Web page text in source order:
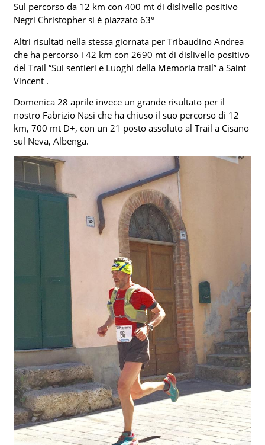
Sul percorso da 12 km con 400 mt di dislivello positivo
Negri Christopher si è piazzato 63°
Altri risultati nella stessa giornata per Tribaudino Andrea
che ha percorso i 42 km con 2690 mt di dislivello positivo
del Trail “Sui sentieri e Luoghi della Memoria trail” a Saint
Vincent .
Domenica 28 aprile invece un grande risultato per il
nostro Fabrizio Nasi che ha chiuso il suo percorso di 12
km, 700 mt D+, con un 21 posto assoluto al Trail a Cisano
sul Neva, Albenga.